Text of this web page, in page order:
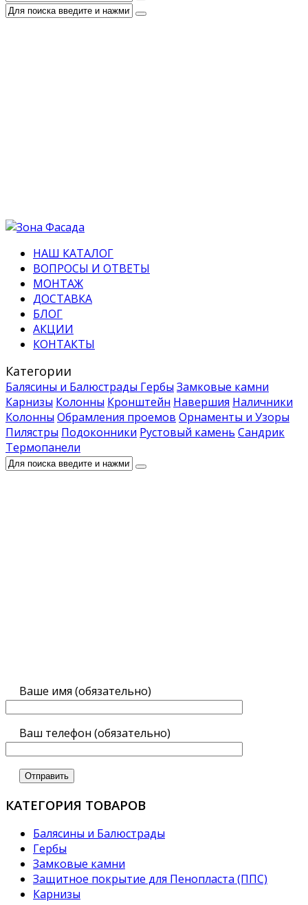
НАШ КАТАЛОГ
ВОПРОСЫ И ОТВЕТЫ
МОНТАЖ
ДОСТАВКА
БЛОГ
АКЦИИ
КОНТАКТЫ
Категории
Балясины и Балюстрады Гербы Замковые камни
Карнизы Колонны Кронштейн Навершия Наличники
Колонны Обрамления проемов Орнаменты и Узоры
Пилястры Подоконники Рустовый камень Сандрик
Термопанели
Ваше имя (обязательно)
Ваш телефон (обязательно)
КАТЕГОРИЯ ТОВАРОВ
Балясины и Балюстрады
Гербы
Замковые камни
Защитное покрытие для Пенопласта (ППС)
Карнизы